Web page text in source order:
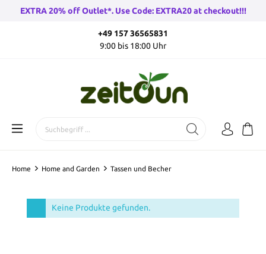
EXTRA 20% off Outlet*. Use Code: EXTRA20 at checkout!!!
+49 157 36565831
9:00 bis 18:00 Uhr
Home Home and Garden Tassen und Becher
Keine Produkte gefunden.